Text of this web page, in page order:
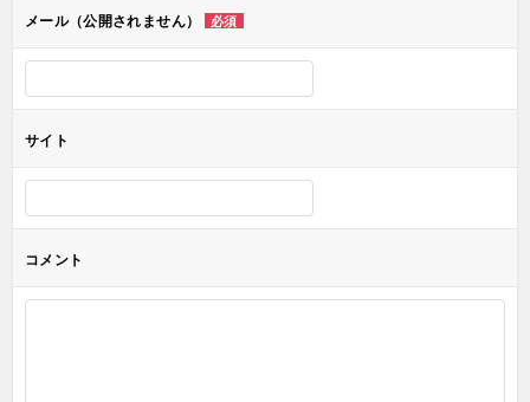
ン
メール（公開されません） 必須
サイト
コメント